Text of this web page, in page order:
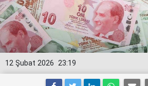
23:19
12 Şubat 2026